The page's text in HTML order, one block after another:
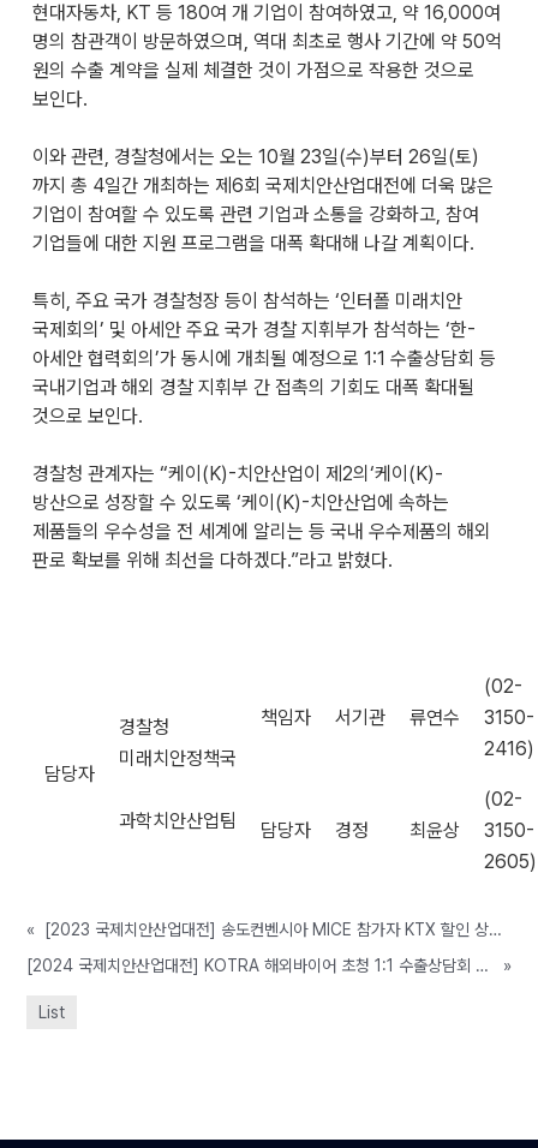
현대자동차, KT 등 180여 개 기업이 참여하였고, 약 16,000여
명의 참관객이 방문하였으며, 역대 최초로 행사 기간에 약 50억
원의 수출 계약을 실제 체결한 것이 가점으로 작용한 것으로
보인다.
이와 관련, 경찰청에서는 오는 10월 23일(수)부터 26일(토)
까지 총 4일간 개최하는 제6회 국제치안산업대전에 더욱 많은
기업이 참여할 수 있도록 관련 기업과 소통을 강화하고, 참여
기업들에 대한 지원 프로그램을 대폭 확대해 나갈 계획이다.
특히, 주요 국가 경찰청장 등이 참석하는 ‘인터폴 미래치안
국제회의’ 및 아세안 주요 국가 경찰 지휘부가 참석하는 ‘한-
아세안 협력회의’가 동시에 개최될 예정으로 1:1 수출상담회 등
국내기업과 해외 경찰 지휘부 간 접촉의 기회도 대폭 확대될
것으로 보인다.
경찰청 관계자는 “케이(K)-치안산업이 제2의‘케이(K)-
방산으로 성장할 수 있도록 ‘케이(K)-치안산업에 속하는
제품들의 우수성을 전 세계에 알리는 등 국내 우수제품의 해외
판로 확보를 위해 최선을 다하겠다.”라고 밝혔다.
담당자
경찰청
미래치안정책국
과학치안산업팀
책임자 서기관 류연수
(02-
3150-
2416)
담당자 경정 최윤상
(02-
3150-
2605)
«
[2023 국제치안산업대전] 송도컨벤시아 MICE 참가자 KTX 할인 상품 안내
[2024 국제치안산업대전] KOTRA 해외바이어 초청 1:1 수출상담회 참가기업 모집 안내
»
List